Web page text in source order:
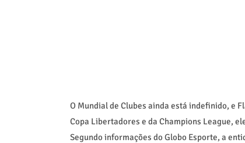
O Mundial de Clubes ainda está indefinido, e
Copa Libertadores e da Champions League,
Segundo informações do Globo Esporte, a